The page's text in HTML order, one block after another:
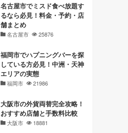
名古屋市でミスド食べ放題す
るなら必見！料金・予約・店
舗まとめ
名古屋市 25876
福岡市でハプニングバーを探
している方必見！中洲・天神
エリアの実態
福岡市 21986
大阪市の外貨両替完全攻略！
おすすめ店舗と手数料比較
大阪市 18881